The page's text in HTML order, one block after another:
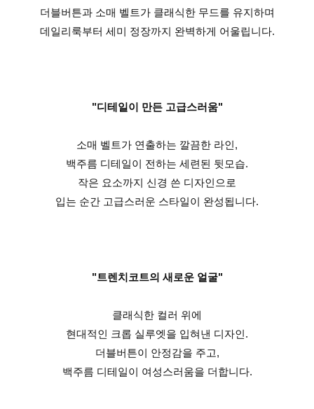
더블버튼과 소매 벨트가 클래식한 무드를 유지하며
데일리룩부터 세미 정장까지 완벽하게 어울립니다.
"디테일이 만든 고급스러움"
소매 벨트가 연출하는 깔끔한 라인,
백주름 디테일이 전하는 세련된 뒷모습.
작은 요소까지 신경 쓴 디자인으로
입는 순간 고급스러운 스타일이 완성됩니다.
"트렌치코트의 새로운 얼굴"
클래식한 컬러 위에
현대적인 크롭 실루엣을 입혀낸 디자인.
더블버튼이 안정감을 주고,
백주름 디테일이 여성스러움을 더합니다.